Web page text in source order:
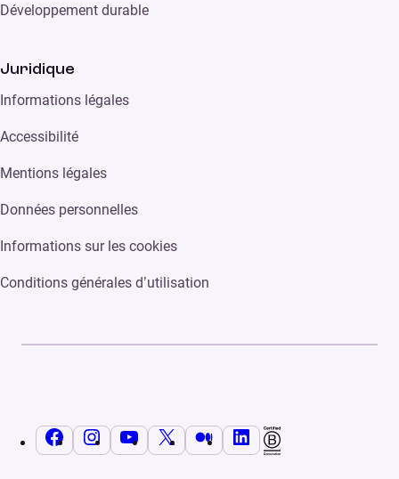
Développement durable
Juridique
Informations légales
Accessibilité
Mentions légales
Données personnelles
Informations sur les cookies
Conditions générales d’utilisation
FacebookInstagramYouTube MediumLinkedIn